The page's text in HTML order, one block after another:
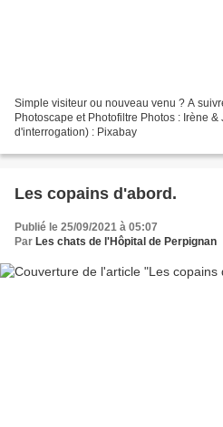
Simple visiteur ou nouveau venu ? A
Photoscape et Photofiltre Photos : Irène
d'interrogation) : Pixabay
Les copains d'abord.
Publié le 25/09/2021 à 05:07
Par Les chats de l'Hôpital de Perpignan